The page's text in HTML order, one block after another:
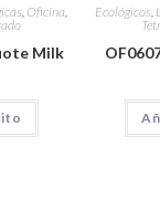
, Oficina,
Milk
Ecológicos,